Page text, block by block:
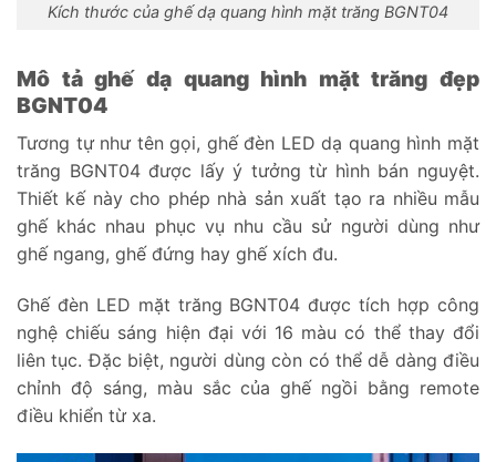
Kích thước của ghế dạ quang hình mặt trăng BGNT04
Mô tả ghế dạ quang hình mặt trăng đẹp
BGNT04
Tương tự như tên gọi, ghế đèn LED dạ quang hình mặt
trăng BGNT04 được lấy ý tưởng từ hình bán nguyệt.
Thiết kế này cho phép nhà sản xuất tạo ra nhiều mẫu
ghế khác nhau phục vụ nhu cầu sử người dùng như
ghế ngang, ghế đứng hay ghế xích đu.
Ghế đèn LED mặt trăng BGNT04 được tích hợp công
nghệ chiếu sáng hiện đại với 16 màu có thể thay đổi
liên tục. Đặc biệt, người dùng còn có thể dễ dàng điều
chỉnh độ sáng, màu sắc của ghế ngồi bằng remote
điều khiển từ xa.